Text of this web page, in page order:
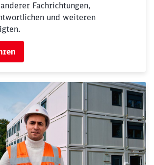
Fachrichtungen,
und weiteren